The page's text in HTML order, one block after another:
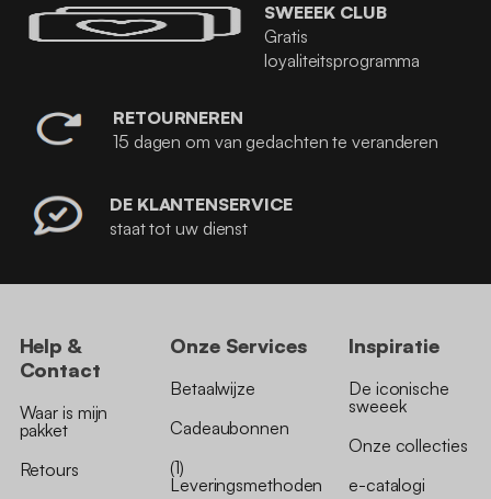
SWEEEK CLUB
Gratis
loyaliteitsprogramma
RETOURNEREN
15 dagen om van gedachten te veranderen
DE KLANTENSERVICE
staat tot uw dienst
Help &
Contact
Waar is mijn
pakket
Retours
Onze Services
Betaalwijze
Cadeaubonnen
(1)
Leveringsmethoden
Inspiratie
De iconische
sweeek
Onze collecties
e-catalogi